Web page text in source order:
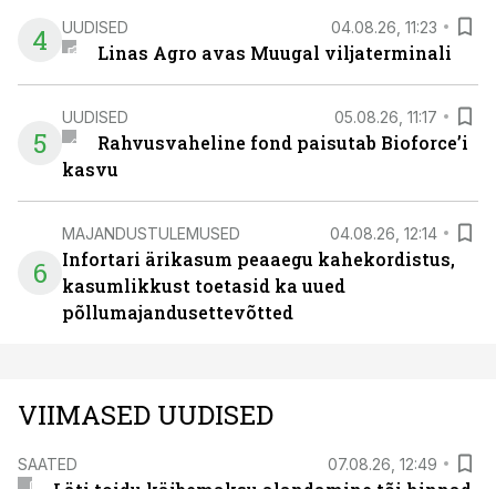
4 UUDISED 04.08.26, 11:23
Linas Agro avas Muugal viljaterminali
5
UUDISED 05.08.26, 11:17
Rahvusvaheline fond paisutab Bioforce’i
kasvu
6
MAJANDUSTULEMUSED 04.08.26, 12:14
Infortari ärikasum peaaegu kahekordistus,
kasumlikkust toetasid ka uued
põllumajandusettevõtted
VIIMASED UUDISED
SAATED 07.08.26, 12:49